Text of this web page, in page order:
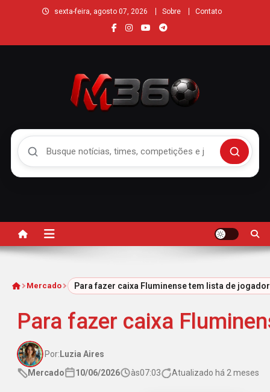
sexta-feira, agosto 07, 2026 Sobre Contato
Buscar
InícioMercado Para fazer caixa Fluminense tem lista de
Para fazer caixa
Por: Luzia Aires
Mercado
10/06/2026 às07:03 Atualizado há 2 meses